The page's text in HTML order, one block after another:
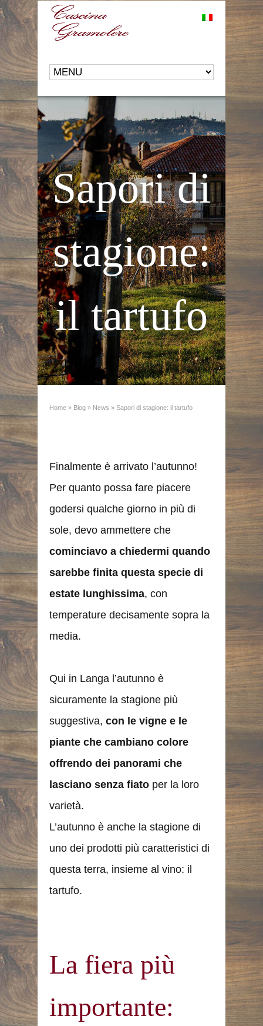
Sapori di
stagione:
il tartufo
Home » Blog » News » Sapori di stagione: il tartufo
Finalmente è arrivato l’autunno!
Per quanto possa fare piacere
godersi qualche giorno in più di
sole, devo ammettere che
cominciavo a chiedermi quando
sarebbe finita questa specie di
estate lunghissima, con
temperature decisamente sopra la
media.
Qui in Langa l’autunno è
sicuramente la stagione più
suggestiva, con le vigne e le
piante che cambiano colore
offrendo dei panorami che
lasciano senza fiato per la loro
varietà.
L’autunno è anche la stagione di
uno dei prodotti più caratteristici di
questa terra, insieme al vino: il
tartufo.
La fiera più
importante: